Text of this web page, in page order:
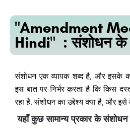
"Amendment
Hindi" : संशोधन के
संशोधन एक व्यापक शब्द है, और इसके
इस बात पर निर्भर करता है कि किस
रहा है, संशोधन का उद्देश्य क्या है, और
यहाँ कुछ सामान्य प्रकार के संशोधन